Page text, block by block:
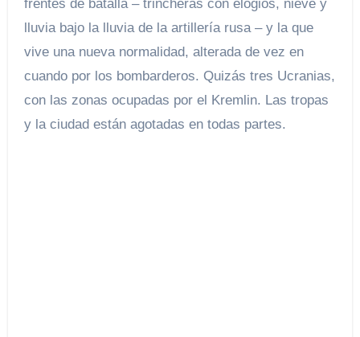
frentes de batalla – trincheras con elogios, nieve y
lluvia bajo la lluvia de la artillería rusa – y la que
vive una nueva normalidad, alterada de vez en
cuando por los bombarderos. Quizás tres Ucranias,
con las zonas ocupadas por el Kremlin. Las tropas
y la ciudad están agotadas en todas partes.